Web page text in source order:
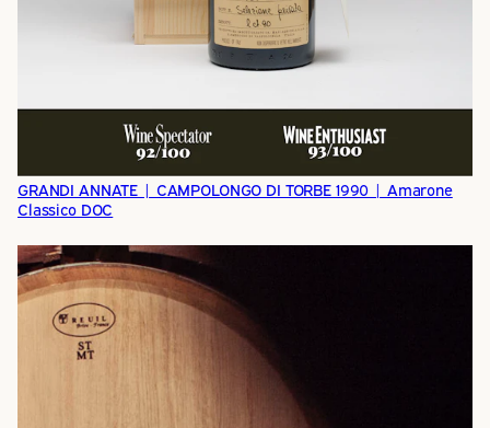
GRANDI ANNATE | CAMPOLONGO DI TORBE 1990 | Amarone
Classico DOC